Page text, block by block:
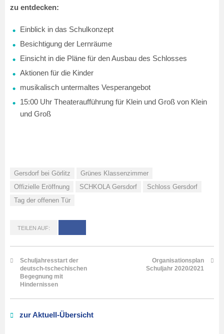
zu entdecken:
Einblick in das Schulkonzept
Besichtigung der Lernräume
Einsicht in die Pläne für den Ausbau des Schlosses
Aktionen für die Kinder
musikalisch untermaltes Vesperangebot
15:00 Uhr Theateraufführung für Klein und Groß von Klein
und Groß
Gersdorf bei Görlitz
Grünes Klassenzimmer
Offizielle Eröffnung
SCHKOLA Gersdorf
Schloss Gersdorf
Tag der offenen Tür
TEILEN AUF:
Schuljahresstart der
deutsch-tschechischen
Begegnung mit
Hindernissen
Organisationsplan
Schuljahr 2020/2021
zur Aktuell-Übersicht